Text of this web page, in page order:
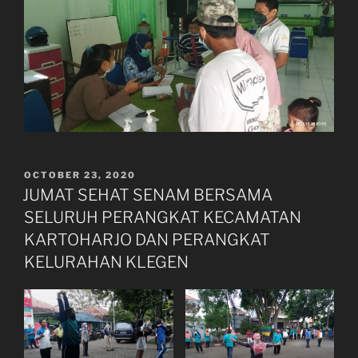
POSTED
ON
OCTOBER 23, 2020
JUMAT SEHAT SENAM BERSAMA
SELURUH PERANGKAT KECAMATAN
KARTOHARJO DAN PERANGKAT
KELURAHAN KLEGEN